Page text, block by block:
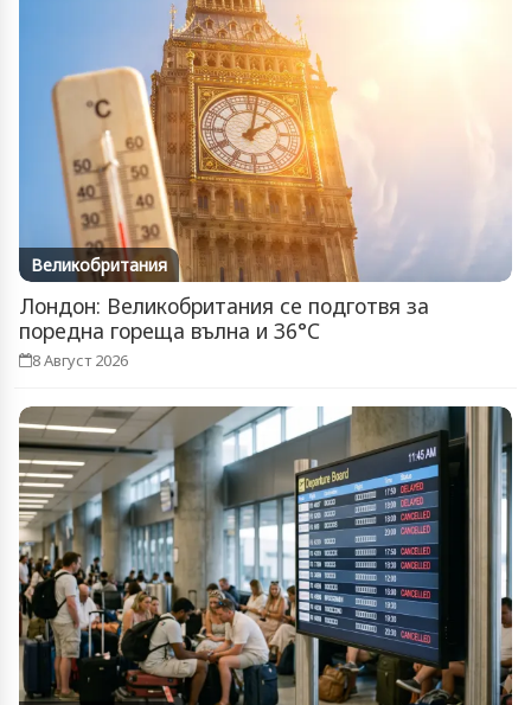
Великобритания
Лондон: Великобритания се подготвя за
поредна гореща вълна и 36°C
8 Август 2026